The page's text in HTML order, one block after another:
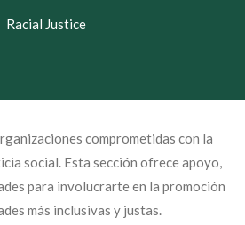
Racial Justice
comprometidas con la
social. Esta sección ofrece apoyo,
para involucrarte en la promoción
más inclusivas y justas.